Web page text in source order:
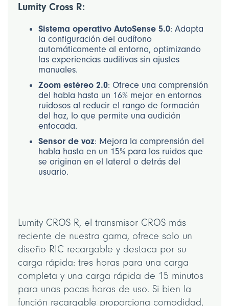
Lumity Cross R:
Sistema operativo AutoSense 5.0: Adapta
la configuración del audífono
automáticamente al entorno, optimizando
las experiencias auditivas sin ajustes
manuales.
Zoom estéreo 2.0: Ofrece una comprensión
del habla hasta un 16% mejor en entornos
ruidosos al reducir el rango de formación
del haz, lo que permite una audición
enfocada.
Sensor de voz: Mejora la comprensión del
habla hasta en un 15% para los ruidos que
se originan en el lateral o detrás del
usuario.
Lumity CROS R, el transmisor CROS más
reciente de nuestra gama, ofrece solo un
diseño RIC recargable y destaca por su
carga rápida: tres horas para una carga
completa y una carga rápida de 15 minutos
para unas pocas horas de uso. Si bien la
función recargable proporciona comodidad,